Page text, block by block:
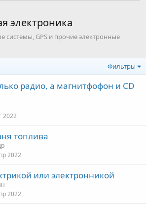
электроника
системы, GPS и прочие электронные
Фильтры
радио, а магнитфофон и CD
2022
топлива
2022
или электронникой
2022